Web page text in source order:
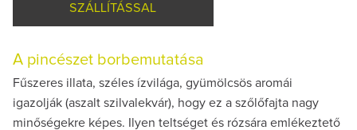
SZÁLLÍTÁSSAL
A pincészet borbemutatása
Fűszeres illata, széles ízvilága, gyümölcsös aromái
igazolják (aszalt szilvalekvár), hogy ez a szőlőfajta nagy
minőségekre képes. Ilyen teltséget és rózsára emlékeztető